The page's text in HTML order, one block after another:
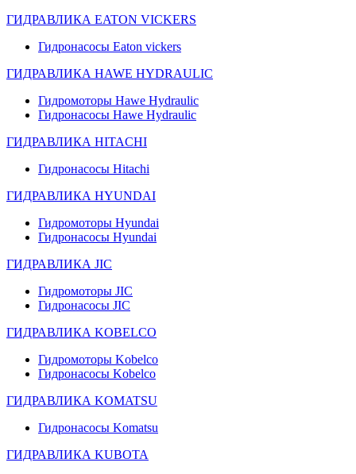
ГИДРАВЛИКА EATON VICKERS
Гидронасосы Eaton vickers
ГИДРАВЛИКА HAWE HYDRAULIC
Гидромоторы Hawe Hydraulic
Гидронасосы Hawe Hydraulic
ГИДРАВЛИКА HITACHI
Гидронасосы Hitachi
ГИДРАВЛИКА HYUNDAI
Гидромоторы Hyundai
Гидронасосы Hyundai
ГИДРАВЛИКА JIC
Гидромоторы JIC
Гидронасосы JIC
ГИДРАВЛИКА KOBELCO
Гидромоторы Kobelco
Гидронасосы Kobelco
ГИДРАВЛИКА KOMATSU
Гидронасосы Komatsu
ГИДРАВЛИКА KUBOTA